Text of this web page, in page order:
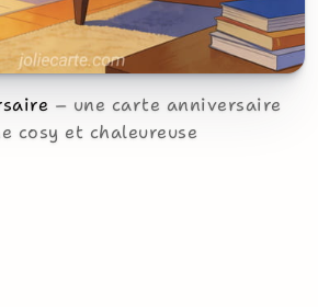
une carte anniversaire
cosy et chaleureuse